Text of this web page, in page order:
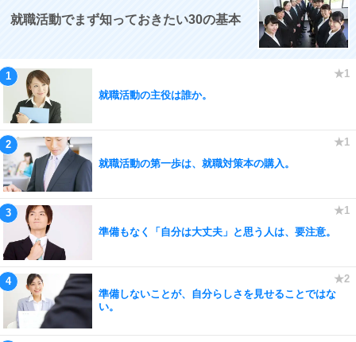
就職活動でまず知っておきたい30の基本
就職活動の主役は誰か。
就職活動の第一歩は、就職対策本の購入。
準備もなく「自分は大丈夫」と思う人は、要注意。
準備しないことが、自分らしさを見せることではな
い。